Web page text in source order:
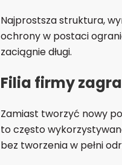
Najprostsza struktura,
ochrony w postaci
zaciągnie długi.
Filia firmy
Zamiast tworzyć nowy
to często
bez tworzenia w pełni